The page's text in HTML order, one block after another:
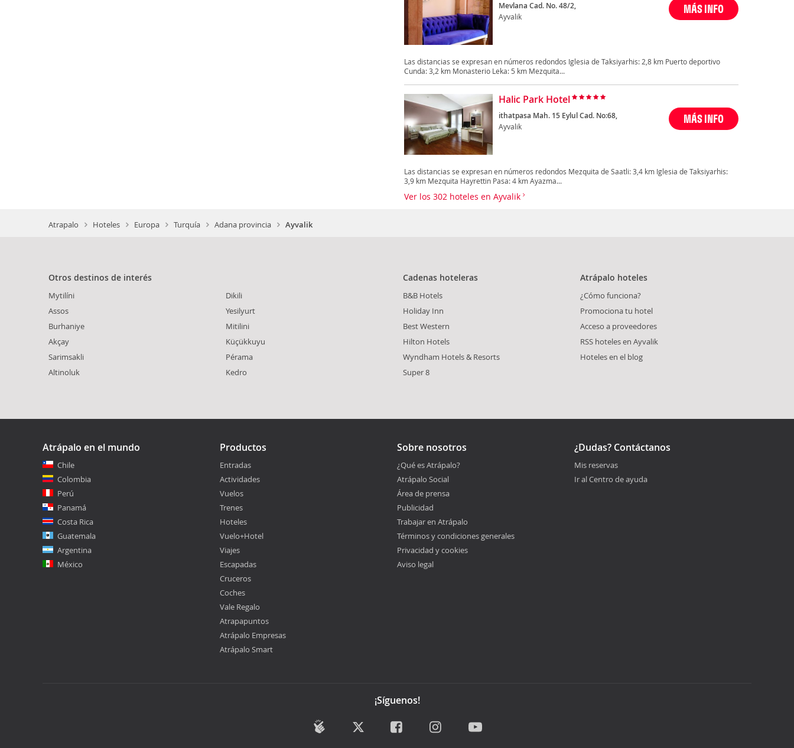
Mevlana Cad. No. 48/2,
Ayvalik
MÁS INFO
Las distancias se expresan en números redondos Iglesia de Taksiyarhis: 2,8 km Puerto deportivo
Cunda: 3,2 km Monasterio Leka: 5 km Mezquita...
Halic Park Hotel
ithatpasa Mah. 15 Eylul Cad. No:68,
Ayvalik
MÁS INFO
Las distancias se expresan en números redondos Mezquita de Saatli: 3,4 km Iglesia de Taksiyarhis:
3,9 km Mezquita Hayrettin Pasa: 4 km Ayazma...
Ver los 302 hoteles en Ayvalik
Atrapalo Hoteles Europa Turquía Adana provincia Ayvalik
Otros destinos de interés
Mytilíni
Assos
Burhaniye
Akçay
Sarimsakli
Altinoluk
Dikili
Yesilyurt
Mitilini
Küçükkuyu
Pérama
Kedro
Cadenas hoteleras
B&B Hotels
Holiday Inn
Best Western
Hilton Hotels
Wyndham Hotels & Resorts
Super 8
Atrápalo hoteles
¿Cómo funciona?
Promociona tu hotel
Acceso a proveedores
RSS hoteles en Ayvalik
Hoteles en el blog
Atrápalo en el mundo
Chile
Colombia
Perú
Panamá
Costa Rica
Guatemala
Argentina
México
Productos
Entradas
Actividades
Vuelos
Trenes
Hoteles
Vuelo+Hotel
Viajes
Escapadas
Cruceros
Coches
Vale Regalo
Atrapapuntos
Atrápalo Empresas
Atrápalo Smart
Sobre nosotros
¿Qué es Atrápalo?
Atrápalo Social
Área de prensa
Publicidad
Trabajar en Atrápalo
Términos y condiciones generales
Privacidad y cookies
Aviso legal
¿Dudas? Contáctanos
Mis reservas
Ir al Centro de ayuda
¡Síguenos!